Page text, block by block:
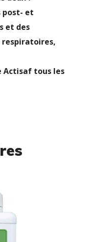
post- et
et des
respiratoires,
tous les